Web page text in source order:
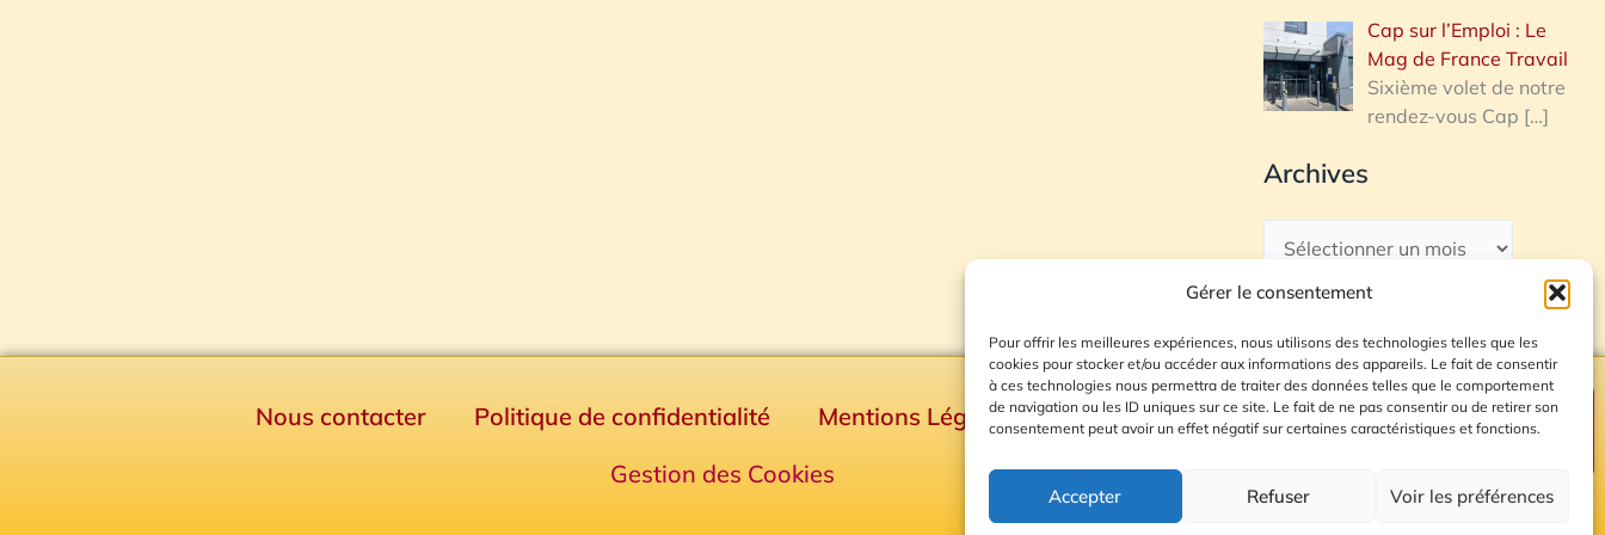
Gérer le consentement
Pour offrir les meilleures expériences, nous utilisons des technologies telles que les
cookies pour stocker et/ou accéder aux informations des appareils. Le fait de consentir
à ces technologies nous permettra de traiter des données telles que le comportement
de navigation ou les ID uniques sur ce site. Le fait de ne pas consentir ou de retirer son
consentement peut avoir un effet négatif sur certaines caractéristiques et fonctions.
Accepter Refuser Voir les préférences
Cap sur l’Emploi : Le
Mag de France Travail
Sixième volet de notre
rendez-vous Cap […]
Archives
Nous contacter Politique de confidentialité Mentions Légales
Plan du site
Gestion des Cookies